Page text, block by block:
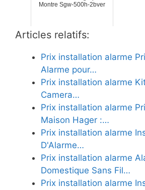
Montre Sgw-500h-2bver
Articles relatifs:
Prix installation alarme
Alarme pour…
Prix installation alarme
Camera…
Prix installation alarme
Maison Hager :…
Prix installation alarme
D'Alarme…
Prix installation alarme
Domestique Sans Fil…
Prix installation alarme